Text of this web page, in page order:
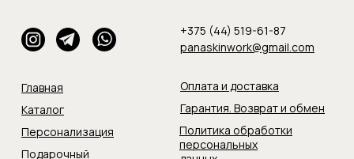
Главная
Политика обработки
персональных
Оплата и доставка
Гарантия. Возврат и обмен
Подарочный
Персонализация
Каталог
+375 (44) 519-61-87
panaskinwork@gmail.com